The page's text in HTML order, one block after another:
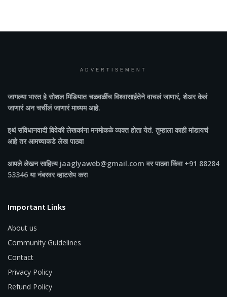
ADVERTISEMENT
जागल्या भारतहे सोशल मिडियात चळवळींच विश्वासार्हतेने वाचलं जाणारं, शेअर केलं
जाणारं अन चर्चीलं जाणारं माध्यम आहे.
इथं संविधानवादी विवेकी लेखकांना मनमोकळे व्यक्त होता येतं. तुम्हाला काही मांडायचं
आहे तर आमच्याकडे लेख पाठवा
आपले लेखन साहित्य jaaglyaweb@gmail.com वर पाठवा किंवा +91 88284
53346 या नंबरवर व्हाटसेप करा
Important Links
About us
Community Guidelines
Contact
Privacy Policy
Refund Policy